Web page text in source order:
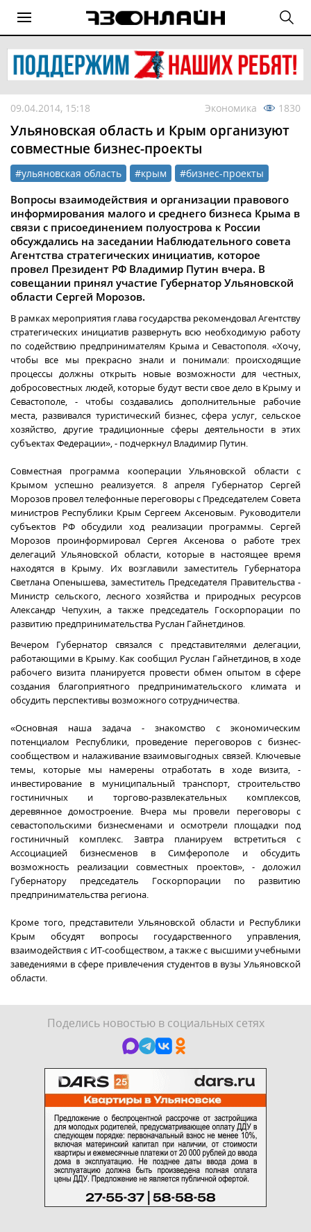
09.04.2014, 15:18 Экономика 1830
Ульяновская область и Крым организуют
совместные бизнес-проекты
#ульяновская область #крым #бизнес-проекты
Вопросы взаимодействия и организации правового
информирования малого и среднего бизнеса Крыма в
связи с присоединением полуострова к России
обсуждались на заседании Наблюдательного совета
Агентства стратегических инициатив, которое
провел Президент РФ Владимир Путин вчера. В
совещании принял участие Губернатор Ульяновской
области Сергей Морозов.
В рамках мероприятия глава государства рекомендовал Агентству
стратегических инициатив развернуть всю необходимую работу
по содействию предпринимателям Крыма и Севастополя. «Хочу,
чтобы все мы прекрасно знали и понимали: происходящие
процессы должны открыть новые возможности для честных,
добросовестных людей, которые будут вести свое дело в Крыму и
Севастополе, - чтобы создавались дополнительные рабочие
места, развивался туристический бизнес, сфера услуг, сельское
хозяйство, другие традиционные сферы деятельности в этих
субъектах Федерации», - подчеркнул Владимир Путин.
Совместная программа кооперации Ульяновской области с
Крымом успешно реализуется. 8 апреля Губернатор Сергей
Морозов провел телефонные переговоры с Председателем Совета
министров Республики Крым Сергеем Аксеновым. Руководители
субъектов РФ обсудили ход реализации программы. Сергей
Морозов проинформировал Сергея Аксенова о работе трех
делегаций Ульяновской области, которые в настоящее время
находятся в Крыму. Их возглавили заместитель Губернатора
Светлана Опенышева, заместитель Председателя Правительства -
Министр сельского, лесного хозяйства и природных ресурсов
Александр Чепухин, а также председатель Госкорпорации по
развитию предпринимательства Руслан Гайнетдинов.
Вечером Губернатор связался с представителями делегации,
работающими в Крыму. Как сообщил Руслан Гайнетдинов, в ходе
рабочего визита планируется провести обмен опытом в сфере
создания благоприятного предпринимательского климата и
обсудить перспективы возможного сотрудничества.
«Основная наша задача - знакомство с экономическим
потенциалом Республики, проведение переговоров с бизнес-
сообществом и налаживание взаимовыгодных связей. Ключевые
темы, которые мы намерены отработать в ходе визита, -
инвестирование в муниципальный транспорт, строительство
гостиничных и торгово-развлекательных комплексов,
деревянное домостроение. Вчера мы провели переговоры с
севастопольскими бизнесменами и осмотрели площадки под
гостиничный комплекс. Завтра планируем встретиться с
Ассоциацией бизнесменов в Симферополе и обсудить
возможность реализации совместных проектов», - доложил
Губернатору председатель Госкорпорации по развитию
предпринимательства региона.
Кроме того, представители Ульяновской области и Республики
Крым обсудят вопросы государственного управления,
взаимодействия с ИТ-сообществом, а также с высшими учебными
заведениями в сфере привлечения студентов в вузы Ульяновской
области.
Поделись новостью в социальных сетях